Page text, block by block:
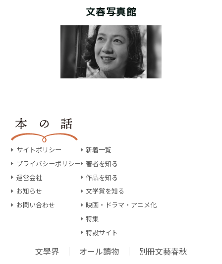
文春写真館
サイトポリシー
プライバシーポリシー
運営会社
お知らせ
お問い合わせ
新着一覧
著者を知る
作品を知る
文学賞を知る
映画・ドラマ・アニメ化
特集
特設サイト
文學界 オール讀物 別冊文藝春秋